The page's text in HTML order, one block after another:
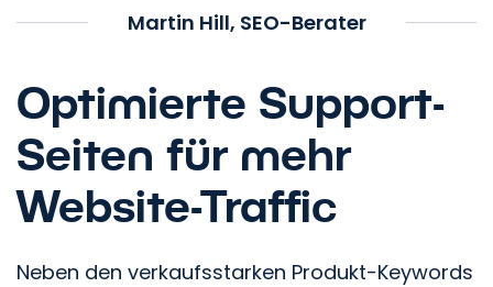
Martin Hill, SEO-Berater
Optimierte Support-
Seiten für mehr
Website-Traffic
Neben den verkaufsstarken Produkt-Keywords